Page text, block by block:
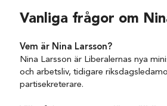
Vanliga frågor om
Vem är Nina Larsson?
Nina Larsson är Liberalernas nya
och arbetsliv, tidigare
partisekreterare.